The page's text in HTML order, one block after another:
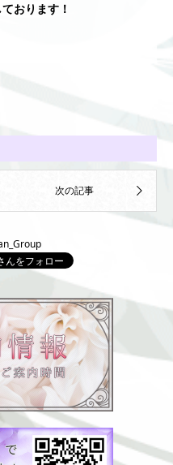
おります！